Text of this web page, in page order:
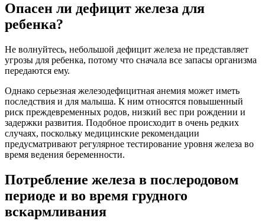
Опасен ли дефицит железа для
ребенка?
Не волнуйтесь, небольшой дефицит железа не представляет
угрозы для ребенка, потому что сначала все запасы организма
передаются ему.
Однако серьезная железодефицитная анемия может иметь
последствия и для малыша. К ним относятся повышенный
риск преждевременных родов, низкий вес при рождении и
задержки развития. Подобное происходит в очень редких
случаях, поскольку медицинские рекомендации
предусматривают регулярное тестирование уровня железа во
время ведения беременности.
Потребление железа в послеродовом
периоде и во время грудного
вскармливания